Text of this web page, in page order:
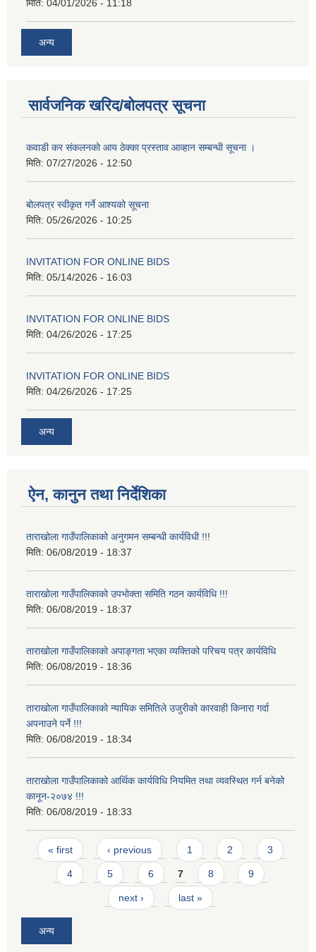
मिति: 04/01/2026 - 11:18
अन्य
सार्वजनिक खरिद/बोलपत्र सूचना
कवाडी कर संकलनको आय ठेक्का प्रस्ताव आव्हान सम्बन्धी सूचना ।
मिति: 07/27/2026 - 12:50
बोलपत्र स्वीकृत गर्ने आश्यको सूचना
मिति: 05/26/2026 - 10:25
INVITATION FOR ONLINE BIDS
मिति: 05/14/2026 - 16:03
INVITATION FOR ONLINE BIDS
मिति: 04/26/2026 - 17:25
INVITATION FOR ONLINE BIDS
मिति: 04/26/2026 - 17:25
अन्य
ऐन, कानुन तथा निर्देशिका
ताराखोला गाउँपालिकाको अनुगमन सम्बन्धी कार्यविधी !!!
मिति: 06/08/2019 - 18:37
ताराखोला गाउँपालिकाको उपभोक्ता समिति गठन कार्यविधि !!!
मिति: 06/08/2019 - 18:37
ताराखोला गाउँपालिकाको अपाङ्गता भएका व्यक्तिको परिचय पत्र कार्यविधि
मिति: 06/08/2019 - 18:36
ताराखोला गाउँपालिकाको न्यायिक समितिले उजुरीको कारवाही किनारा गर्दा
अपनाउने पर्ने !!!
मिति: 06/08/2019 - 18:34
ताराखोला गाउँपालिकाको आर्थिक कार्यविधि नियमित तथा व्यवस्थित गर्न बनेको
कानून-२०७४ !!!
मिति: 06/08/2019 - 18:33
Pages
« first ‹ previous 1 2 3
4 5 6 7 8 9
next › last »
अन्य